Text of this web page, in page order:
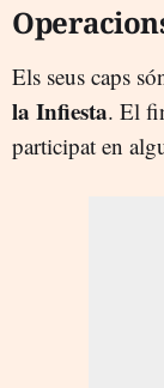
Els seus caps
la Infiesta. El
participat en